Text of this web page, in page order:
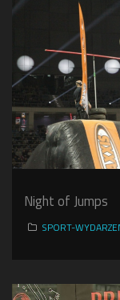
Night of Jumps
SPORT-